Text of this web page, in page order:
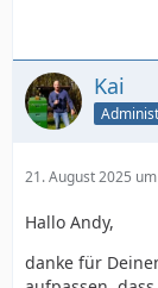
Kai
21. August 2025
Hallo Andy,
danke für